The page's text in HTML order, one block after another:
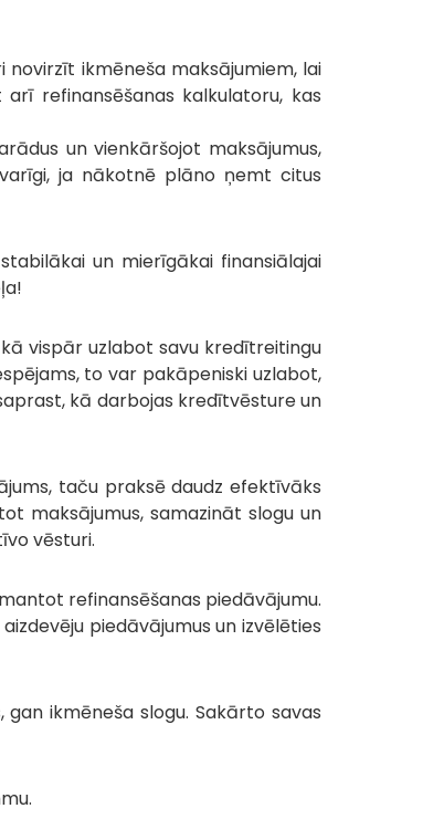
novirzīt ikmēneša maksājumiem, lai
refinansēšanas kalkulatoru, kas
un vienkāršojot maksājumus,
ja nākotnē plāno ņemt citus
un mierīgākai finansiālajai
vispār uzlabot savu kredītreitingu
to var pakāpeniski uzlabot,
kā darbojas kredītvēsture un
taču praksē daudz efektīvāks
maksājumus, samazināt slogu un
vēsturi.
refinansēšanas piedāvājumu.
piedāvājumus un izvēlēties
ikmēneša slogu. Sakārto savas